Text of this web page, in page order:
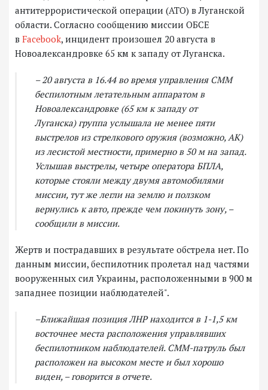
антитеррористической операции (АТО) в Луганской
области. Согласно сообщению миссии ОБСЕ
в Facebook, инцидент произошел 20 августа в
Новоалександровке 65 км к западу от Луганска.
– 20 августа в 16.44 во время управления СММ
беспилотным летательным аппаратом в
Новоалександровке (65 км к западу от
Луганска) группа услышала не менее пяти
выстрелов из стрелкового оружия (возможно, АК)
из лесистой местности, примерно в 50 м на запад.
Услышав выстрелы, четыре оператора БПЛА,
которые стояли между двумя автомобилями
миссии, тут же легли на землю и ползком
вернулись к авто, прежде чем покинуть зону, –
сообщили в миссии.
Жертв и пострадавших в результате обстрела нет. По
данным миссии, беспилотник пролетал над частями
вооруженных сил Украины, расположенными в 900 м
западнее позиции наблюдателей".
–Ближайшая позиция ЛНР находится в 1-1,5 км
восточнее места расположения управлявших
беспилотником наблюдателей. СММ-патруль был
расположен на высоком месте и был хорошо
виден, – говорится в отчете.